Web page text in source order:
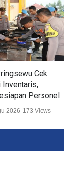
Cek
Inventaris,
Personel
2026, 173 Views